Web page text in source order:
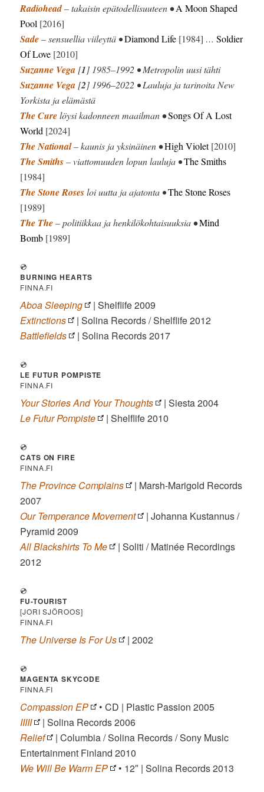
Radiohead– takaisin epätodellisuuteen• A Moon Shaped
Pool [2016]
Sade– sensuellia viileyttä •Diamond Life [1984] …Soldier
Of Love [2010]
Suzanne Vega [1] 1985–1992 • Metropolin uusi tähti
Suzanne Vega [2] 1996–2022 • Lauluja ja tarinoita New
Yorkista ja elämästä
The Curelöysi kadonneen maailman•Songs Of A Lost
World [2024]
The National– kaunis ja yksinäinen•High Violet[2010]
The Smiths– viattomuuden lopun lauluja •The Smiths
[1984]
The Stone Rosesloi uutta ja ajatonta •The Stone Roses
[1989]
The The– politiikkaa ja henkilökohtaisuuksia•Mind
Bomb [1989]
💿
BURNING HEARTS
FINNA.FI
Aboa Sleeping
| Shelflife 2009
Extinctions
| Solina Records / Shelflife 2012
Battlefields
| Solina Records 2017
💿
LE FUTUR POMPISTE
FINNA.FI
Your Stories And Your Thoughts
| Siesta 2004
Le Futur Pompiste
| Shelflife 2010
💿
CATS ON FIRE
FINNA.FI
The Province Complains
| Marsh-Marigold Records
2007
Our Temperance Movement
| Johanna Kustannus /
Pyramid 2009
All Blackshirts To Me
| Soliti / Matinée Recordings
2012
💿
FU-TOURIST
[JORI SJÖROOS]
FINNA.FI
The Universe Is For Us | 2002
💿
MAGENTA SKYCODE
FINNA.FI
Compassion EP
• CD | Plastic Passion 2005
IIIII
| Solina Records 2006
Relief
| Columbia / Solina Records / Sony Music
Entertainment Finland 2010
We Will Be Warm EP
• 12″ | Solina Records 2013